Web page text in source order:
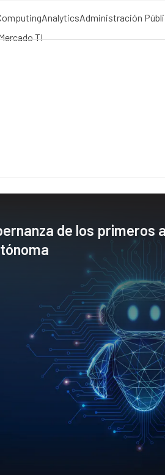
AnalyticsAdministración
TI
de los primeros